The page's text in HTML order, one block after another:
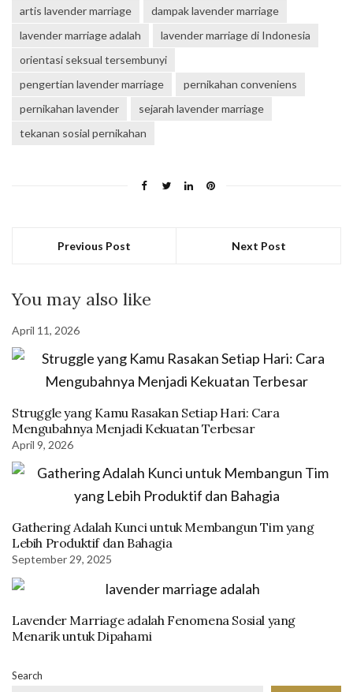
artis lavender marriage
dampak lavender marriage
lavender marriage adalah
lavender marriage di Indonesia
orientasi seksual tersembunyi
pengertian lavender marriage
pernikahan conveniens
pernikahan lavender
sejarah lavender marriage
tekanan sosial pernikahan
Previous Post Next Post
You may also like
April 11, 2026
Struggle yang Kamu Rasakan Setiap Hari: Cara
Mengubahnya Menjadi Kekuatan Terbesar
April 9, 2026
Gathering Adalah Kunci untuk Membangun Tim yang
Lebih Produktif dan Bahagia
September 29, 2025
Lavender Marriage adalah Fenomena Sosial yang
Menarik untuk Dipahami
Search